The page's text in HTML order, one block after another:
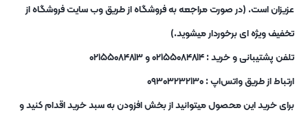
عزیزان است. (در صورت مراجعه به فروشگاه از طریق وب سایت فروشگاه از
تخفیف ویژه ای برخوردار میشوید.)
تلفن پشتیبانی و خرید : ۰۲۱۵۵۰۸۴۸۱۴ و ۰۲۱۵۵۰۸۴۸۱۳
ارتباط از طریق واتس‌اپ : ۰۹۳۰۳۲۳۲۱۳۰
برای خرید این محصول میتوانید از بخش افزودن به سبد خرید اقدام کنید و